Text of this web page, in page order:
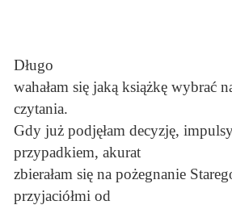
Długo
wahałam się jaką książkę wybrać
czytania.
Gdy już podjęłam decyzję,
przypadkiem, akurat
zbierałam się na pożegnanie
przyjaciółmi od